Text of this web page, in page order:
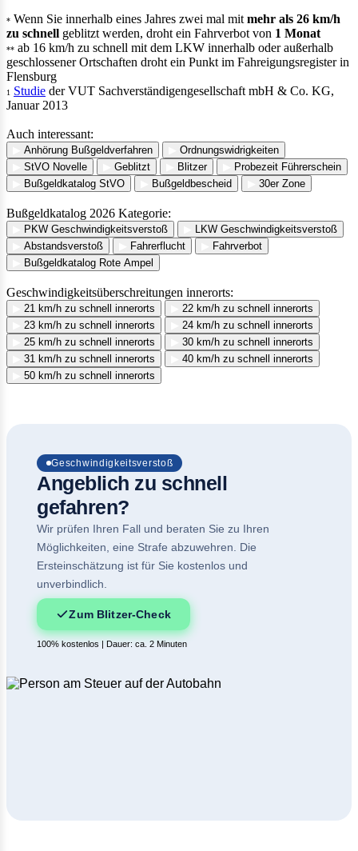
* Wenn Sie innerhalb eines Jahres zwei mal mit mehr als 26 km/h
zu schnell geblitzt werden, droht ein Fahrverbot von 1 Monat
** ab 16 km/h zu schnell mit dem LKW innerhalb oder außerhalb
geschlossener Ortschaften droht ein Punkt im Fahreigungsregister in
Flensburg
1 Studie der VUT Sachverständigengesellschaft mbH & Co. KG,
Januar 2013
Auch interessant:
Anhörung Bußgeldverfahren
Ordnungswidrigkeiten
StVO Novelle Geblitzt Blitzer
Probezeit Führerschein
Bußgeldkatalog StVO Bußgeldbescheid 30er Zone
Bußgeldkatalog 2026 Kategorie:
PKW Geschwindigkeitsverstoß
LKW Geschwindigkeitsverstoß
Abstandsverstoß Fahrerflucht
Fahrverbot
Bußgeldkatalog Rote Ampel
Geschwindigkeitsüberschreitungen innerorts:
21 km/h zu schnell innerorts
22 km/h zu schnell innerorts
23 km/h zu schnell innerorts
24 km/h zu schnell innerorts
25 km/h zu schnell innerorts
30 km/h zu schnell innerorts
31 km/h zu schnell innerorts
40 km/h zu schnell innerorts
50 km/h zu schnell innerorts
Geschwindigkeitsverstoß
Angeblich zu schnell
gefahren?
Wir prüfen Ihren Fall und beraten Sie zu Ihren
Möglichkeiten, eine Strafe abzuwehren. Die
Ersteinschätzung ist für Sie kostenlos und
unverbindlich.
Zum Blitzer-Check
100% kostenlos | Dauer: ca. 2 Minuten